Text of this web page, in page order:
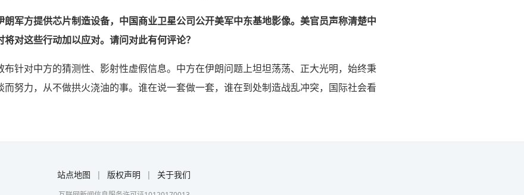
军方提供芯片制造设备，中国商业卫星公司公开美军中东基地影像。美官员声称清楚中
对这些行动加以应对。请问对此有何评论？
布针对中方的猜测性、影射性虚假信息。中方在伊朗问题上坦坦荡荡、正大光明，始终秉
努力，从不做拱火浇油的事。谁在说一套做一套，谁在到处制造战乱冲突，国际社会看
站点地图 | 版权声明 | 关于我们